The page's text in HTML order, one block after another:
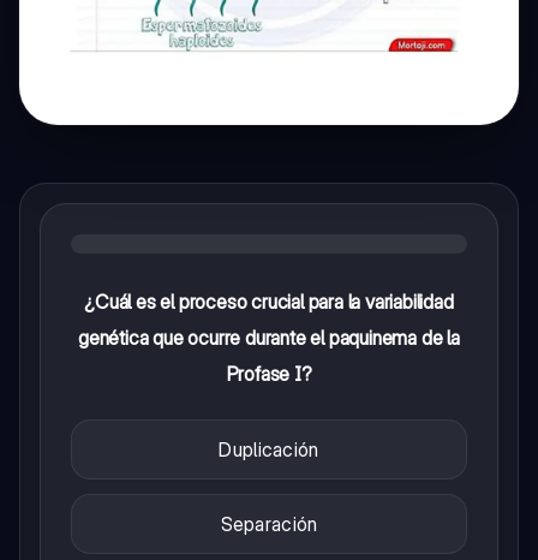
¿Cuál es el proceso crucial para la variabilidad
genética que ocurre durante el paquinema de la
Profase I?
Duplicación
Separación